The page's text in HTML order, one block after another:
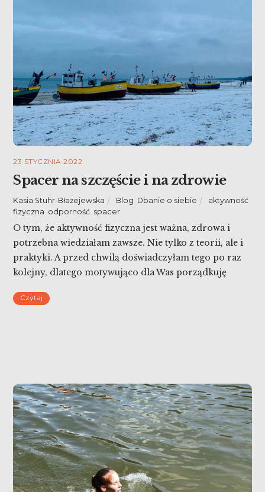
23 STYCZNIA 2022
Spacer na szczęście i na zdrowie
Kasia Stuhr-Błażejewska Blog Dbanie o siebie
aktywność
fizyczna odporność spacer
O tym, że aktywność fizyczna jest ważna, zdrowa i
potrzebna wiedziałam zawsze. Nie tylko z teorii, ale i
praktyki. A przed chwilą doświadczyłam tego po raz
kolejny, dlatego motywująco dla Was porządkuję
każdego! Szczególnie, gdy się nie chce ruszyć – he he
Czytaj